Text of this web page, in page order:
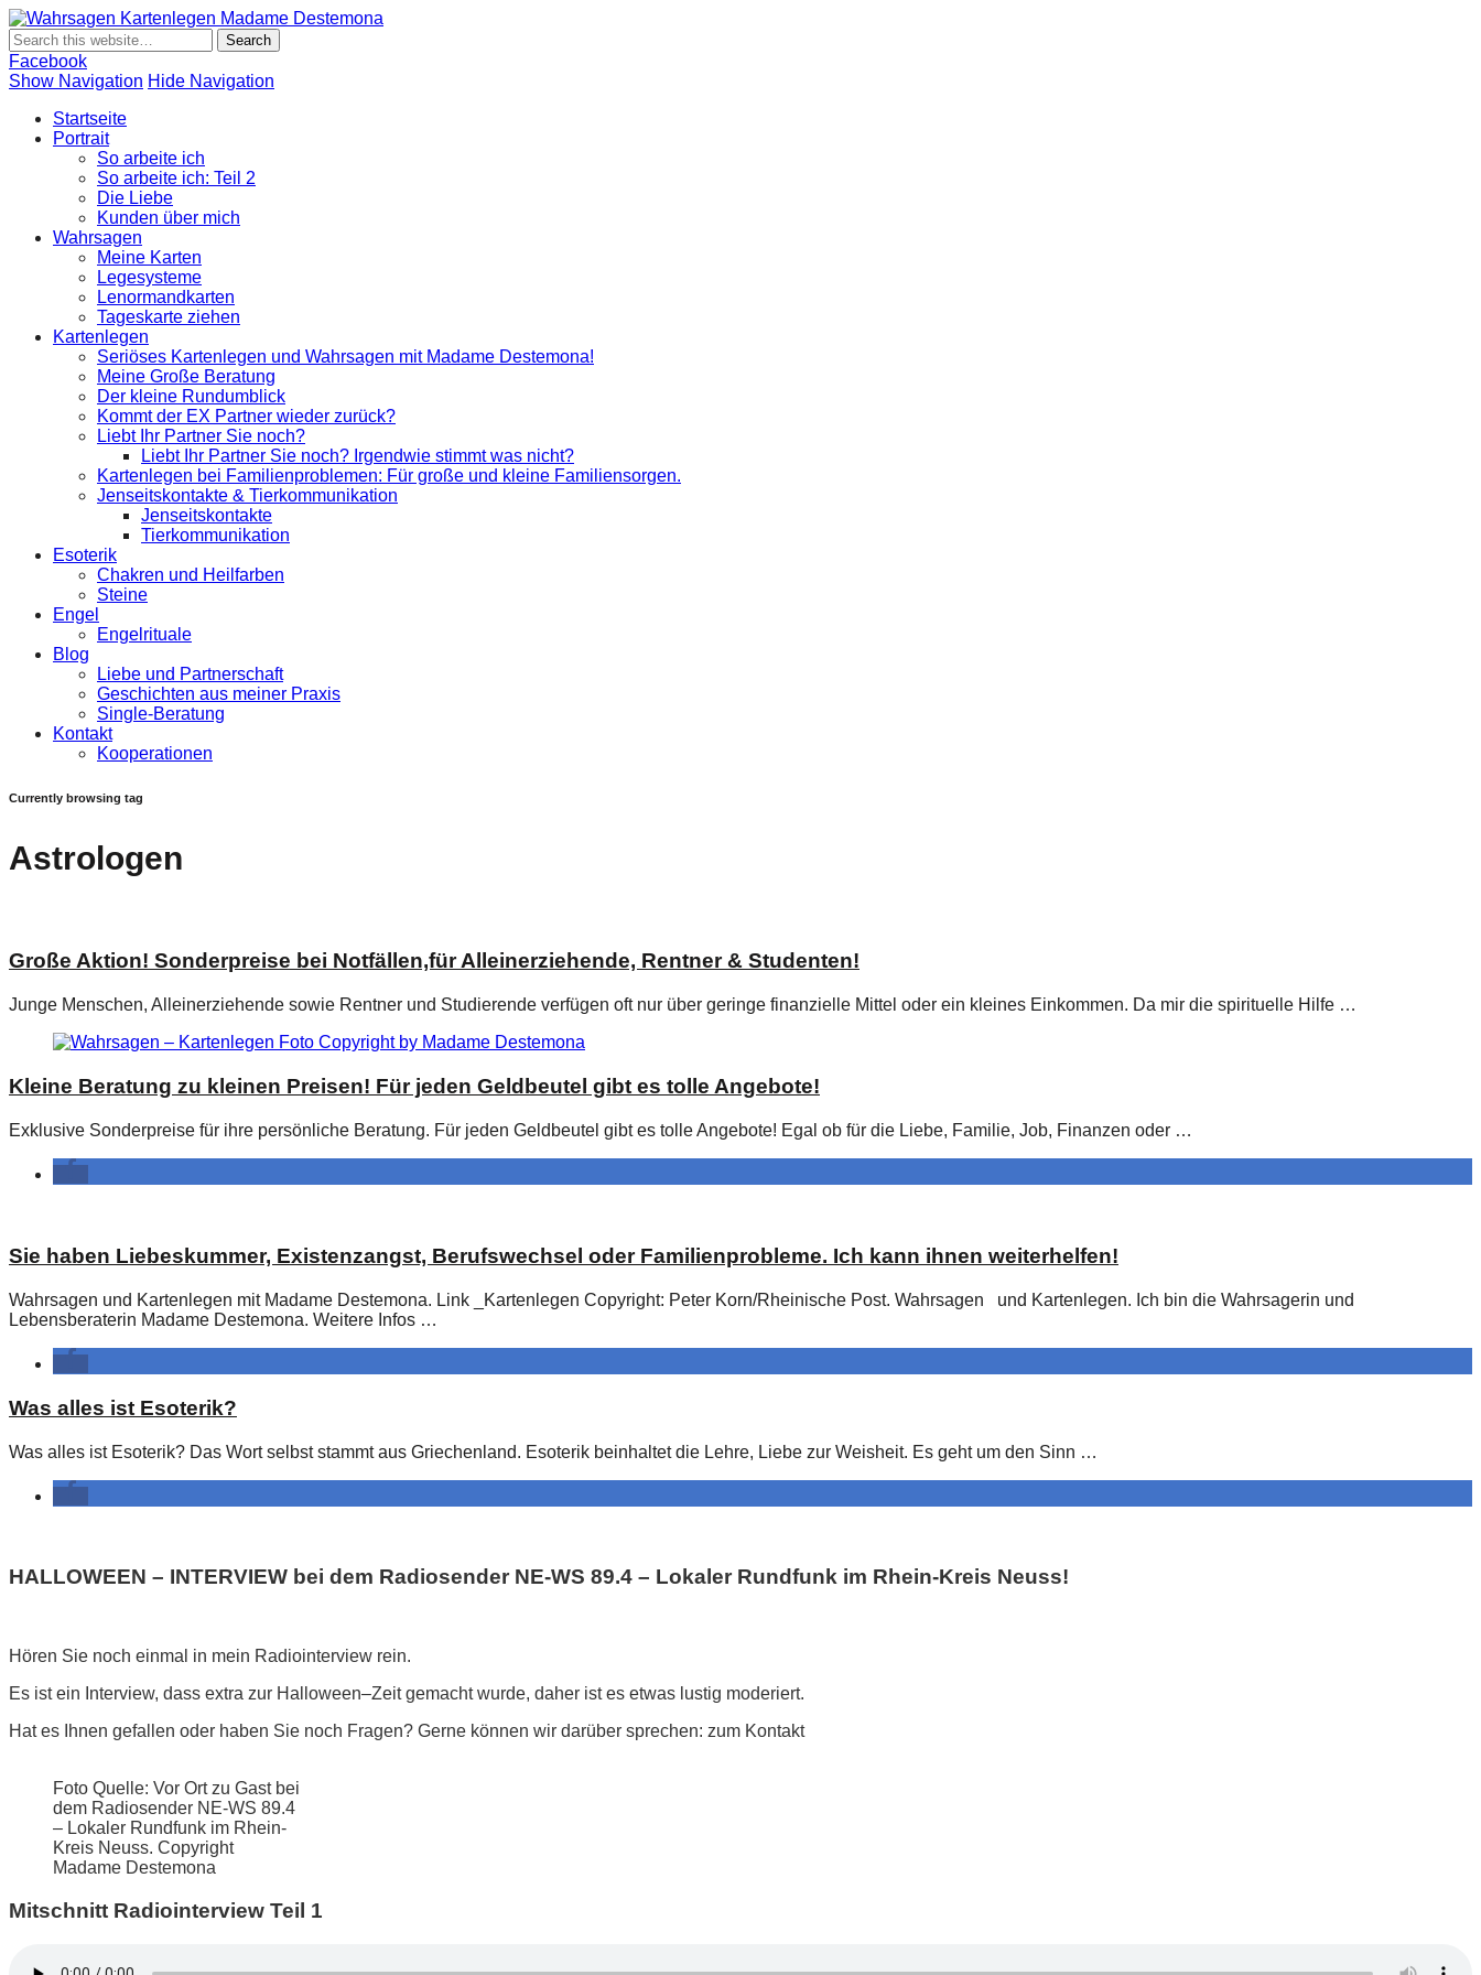
Wahrsagen und Kartenlegen Madame Destemona
Facebook
Show Navigation Hide Navigation
Startseite
Portrait
So arbeite ich
So arbeite ich: Teil 2
Die Liebe
Kunden über mich
Wahrsagen
Meine Karten
Legesysteme
Lenormandkarten
Tageskarte ziehen
Kartenlegen
Seriöses Kartenlegen und Wahrsagen mit Madame Destemona!
Meine Große Beratung
Der kleine Rundumblick
Kommt der EX Partner wieder zurück?
Liebt Ihr Partner Sie noch?
Liebt Ihr Partner Sie noch? Irgendwie stimmt was nicht?
Kartenlegen bei Familienproblemen: Für große und kleine Familiensorgen.
Jenseitskontakte & Tierkommunikation
Jenseitskontakte
Tierkommunikation
Esoterik
Chakren und Heilfarben
Steine
Engel
Engelrituale
Blog
Liebe und Partnerschaft
Geschichten aus meiner Praxis
Single-Beratung
Kontakt
Kooperationen
Currently browsing tag
Astrologen
Große Aktion! Sonderpreise bei Notfällen,für Alleinerziehende, Rentner & Studenten!
Junge Menschen, Alleinerziehende sowie Rentner und Studierende verfügen oft nur über geringe finanzielle Mittel oder ein kleines Einkommen. Da mir die spirituelle Hilfe …
Kleine Beratung zu kleinen Preisen! Für jeden Geldbeutel gibt es tolle Angebote!
Exklusive Sonderpreise für ihre persönliche Beratung. Für jeden Geldbeutel gibt es tolle Angebote! Egal ob für die Liebe, Familie, Job, Finanzen oder …
Sie haben Liebeskummer, Existenzangst, Berufswechsel oder Familienprobleme. Ich kann ihnen weiterhelfen!
Wahrsagen und Kartenlegen mit Madame Destemona. Link _Kartenlegen Copyright: Peter Korn/Rheinische Post. Wahrsagen und Kartenlegen. Ich bin die Wahrsagerin und
Lebensberaterin Madame Destemona. Weitere Infos …
Was alles ist Esoterik?
Was alles ist Esoterik? Das Wort selbst stammt aus Griechenland. Esoterik beinhaltet die Lehre, Liebe zur Weisheit. Es geht um den Sinn …
HALLOWEEN – INTERVIEW bei dem Radiosender NE-WS 89.4 – Lokaler Rundfunk im Rhein-Kreis Neuss!
Hören Sie noch einmal in mein Radiointerview rein.
Es ist ein Interview, dass extra zur Halloween–Zeit gemacht wurde, daher ist es etwas lustig moderiert.
Hat es Ihnen gefallen oder haben Sie noch Fragen? Gerne können wir darüber sprechen: zum Kontakt
Foto Quelle: Vor Ort zu Gast bei
dem Radiosender NE-WS 89.4
– Lokaler Rundfunk im Rhein-
Kreis Neuss. Copyright
Madame Destemona
Mitschnitt Radiointerview Teil 1